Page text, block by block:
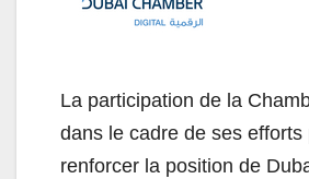
La participation de la
dans le cadre de ses efforts
renforcer la position de